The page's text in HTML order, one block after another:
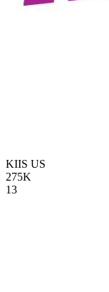
KIIS US
275K
13